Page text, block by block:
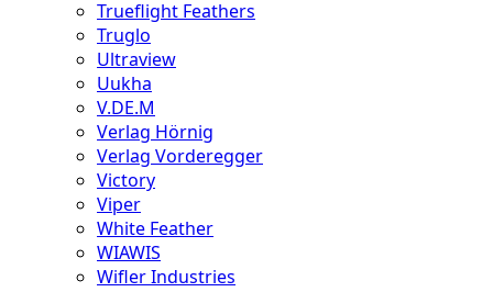
Trueflight Feathers
Truglo
Ultraview
Uukha
V.DE.M
Verlag Hörnig
Verlag Vorderegger
Victory
Viper
White Feather
WIAWIS
Wifler Industries